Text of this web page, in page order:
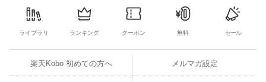
ライブラリ ランキング クーポン 無料 セール
楽天Kobo 初めての方へ メルマガ設定